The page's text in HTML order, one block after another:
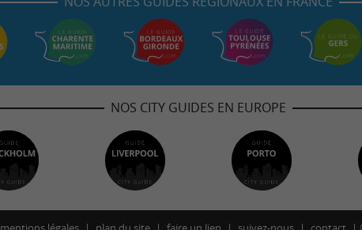
NOS CITY GUIDES EN EUROPE